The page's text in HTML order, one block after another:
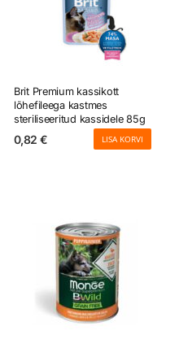
Brit Premium kassikott
lõhefileega kastmes
steriliseeritud kassidele 85g
0,82 € LISA KORVI